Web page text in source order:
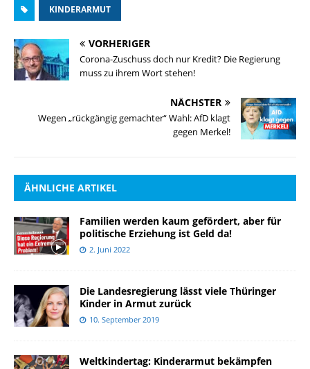
KINDERARMUT
VORHERIGER
Corona-Zuschuss doch nur Kredit? Die Regierung
muss zu ihrem Wort stehen!
NÄCHSTER
Wegen „rückgängig gemachter“ Wahl: AfD klagt
gegen Merkel!
ÄHNLICHE ARTIKEL
Familien werden kaum gefördert, aber für
politische Erziehung ist Geld da!
2. Juni 2022
Die Landesregierung lässt viele Thüringer
Kinder in Armut zurück
10. September 2019
Weltkindertag: Kinderarmut bekämpfen